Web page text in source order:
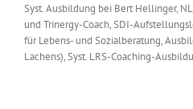
Syst. Ausbildung bei Bert Hellinger,
und Trinergy-Coach, SDI-
für Lebens- und Sozialberatung,
Lachens), Syst. LRS-Coaching-